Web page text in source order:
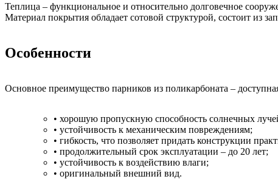
Теплица – функциональное и относительно долговечное
Материал покрытия обладает сотовой структурой, состоит из
Особенности
Основное преимущество парников из поликарбоната –
• хорошую пропускную способность солнечных
• устойчивость к механическим повреждениям;
• гибкость, что позволяет придать конструкции
• продолжительный срок эксплуатации – до 20 лет;
• устойчивость к воздействию влаги;
• оригинальный внешний вид.